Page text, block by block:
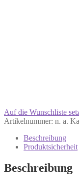
Auf die Wunschliste
Artikelnummer: n. a.
Beschreibung
Produktsicherheit
Beschreibung